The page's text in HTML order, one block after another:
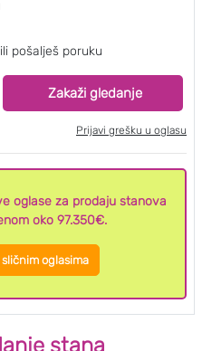
pošalješ poruku
Zakaži gledanje
Prijavi grešku u oglasu
oglase za prodaju stanova
oko 97.350€.
oglasima
stana